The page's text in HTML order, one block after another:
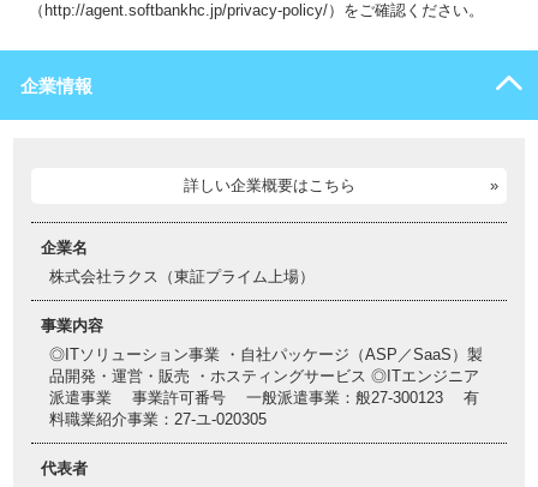
（http://agent.softbankhc.jp/privacy-policy/）をご確認ください。
企業情報
詳しい企業概要はこちら
企業名
株式会社ラクス（東証プライム上場）
事業内容
◎ITソリューション事業 ・自社パッケージ（ASP／SaaS）製
品開発・運営・販売 ・ホスティングサービス ◎ITエンジニア
派遣事業 事業許可番号 一般派遣事業：般27-300123 有
料職業紹介事業：27-ユ-020305
代表者